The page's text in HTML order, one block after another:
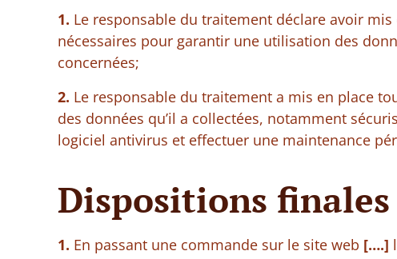
1. Le responsable du traitement déclare avoir
nécessaires pour garantir une utilisation des
concernées;
2. Le responsable du traitement a mis en place
des données qu’il a collectées, notamment
logiciel antivirus et effectuer une maintenance
Dispositions finales
1. En passant une commande sur le site web [….]